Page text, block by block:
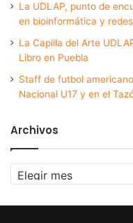
La UDLAP, punto de
en bioinformática y
La Capilla del Arte
Libro en Puebla
Staff de futbol
Nacional U17 y en el
Archivos
Archivos